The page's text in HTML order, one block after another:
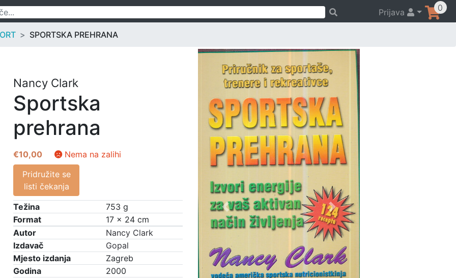
Prijava 0
SPORTSKA PREHRANA
Nancy Clark
Sportska
prehrana
€10,00
Nema na zalihi
Pridružite se
listi čekanja
Težina
753 g
Format
17 × 24 cm
Autor
Nancy Clark
Izdavač
Gopal
Mjesto izdanja
Zagreb
Godina
2000
Previous Next